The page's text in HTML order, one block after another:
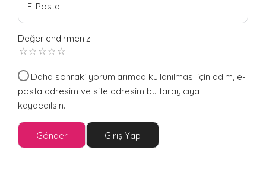
E-Posta
Değerlendirmeniz
Daha sonraki yorumlarımda kullanılması için adım, e-
posta adresim ve site adresim bu tarayıcıya
kaydedilsin.
Gönder Giriş Yap